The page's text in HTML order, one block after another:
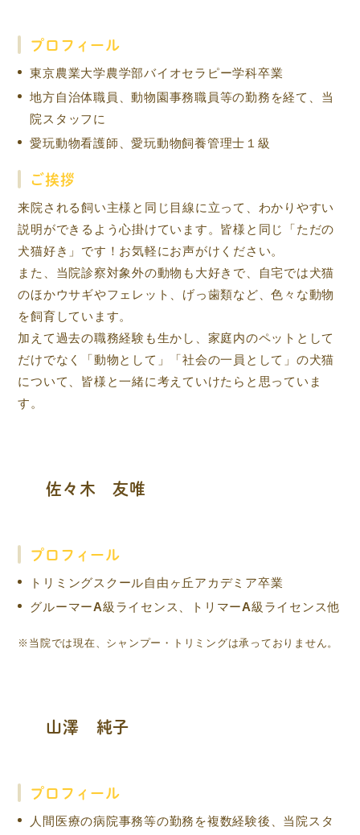
プロフィール
東京農業大学農学部バイオセラピー学科卒業
地方自治体職員、動物園事務職員等の勤務を経て、当
院スタッフに
愛玩動物看護師、愛玩動物飼養管理士１級
ご挨拶
来院される飼い主様と同じ目線に立って、わかりやすい
説明ができるよう心掛けています。皆様と同じ「ただの
犬猫好き」です！お気軽にお声がけください。
また、当院診察対象外の動物も大好きで、自宅では犬猫
のほかウサギやフェレット、げっ歯類など、色々な動物
を飼育しています。
加えて過去の職務経験も生かし、家庭内のペットとして
だけでなく「動物として」「社会の一員として」の犬猫
について、皆様と一緒に考えていけたらと思っていま
す。
佐々木 友唯
プロフィール
トリミングスクール自由ヶ丘アカデミア卒業
グルーマーA級ライセンス、トリマーA級ライセンス他
※当院では現在、シャンプー・トリミングは承っておりません。
山澤 純子
プロフィール
人間医療の病院事務等の勤務を複数経験後、当院スタ